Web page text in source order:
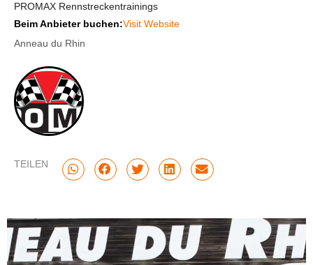
PROMAX Rennstreckentrainings
Beim Anbieter buchen:Visit Website
Anneau du Rhin
TEILEN